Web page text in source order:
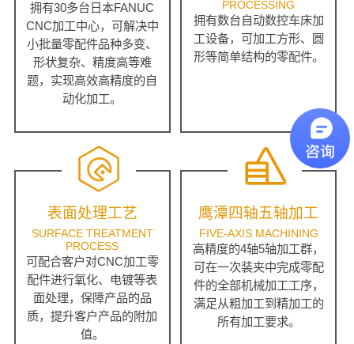
拥有30多台日本FANUC
CNC加工中心，可解决中
小批量零配件品种多变、
形状复杂、精度高等难
题，实现高效高精度的自
动化加工。
PROCESSING
拥有数台自动数控车床加
工设备，可加工方形、圆
形等简单结构的零配件。
表面处理工艺
SURFACE TREATMENT
PROCESS
可配合客户对CNC加工零
配件进行氧化、电镀等表
面处理，保障产品的品
质，提升客户产品的附加
值。
鹰潭四轴五轴加工
FIVE-AXIS MACHINING
高精度的4轴5轴加工群，
可在一次装夹中完成零配
件的全部机械加工工序，
满足从粗加工到精加工的
所有加工要求。